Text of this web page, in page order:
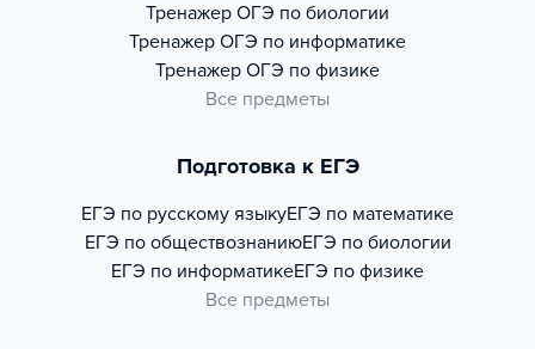
Тренажер ОГЭ по биологии
Тренажер ОГЭ по информатике
Тренажер ОГЭ по физике
Все предметы
Подготовка к ЕГЭ
ЕГЭ по русскому языкуЕГЭ по математике
ЕГЭ по обществознаниюЕГЭ по биологии
ЕГЭ по информатикеЕГЭ по физике
Все предметы